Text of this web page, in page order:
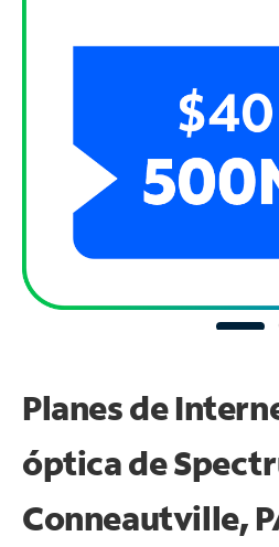
Planes de
óptica de
Conneautville,